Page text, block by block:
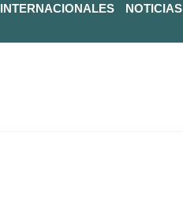
INTERNACIONALES NOTICIAS